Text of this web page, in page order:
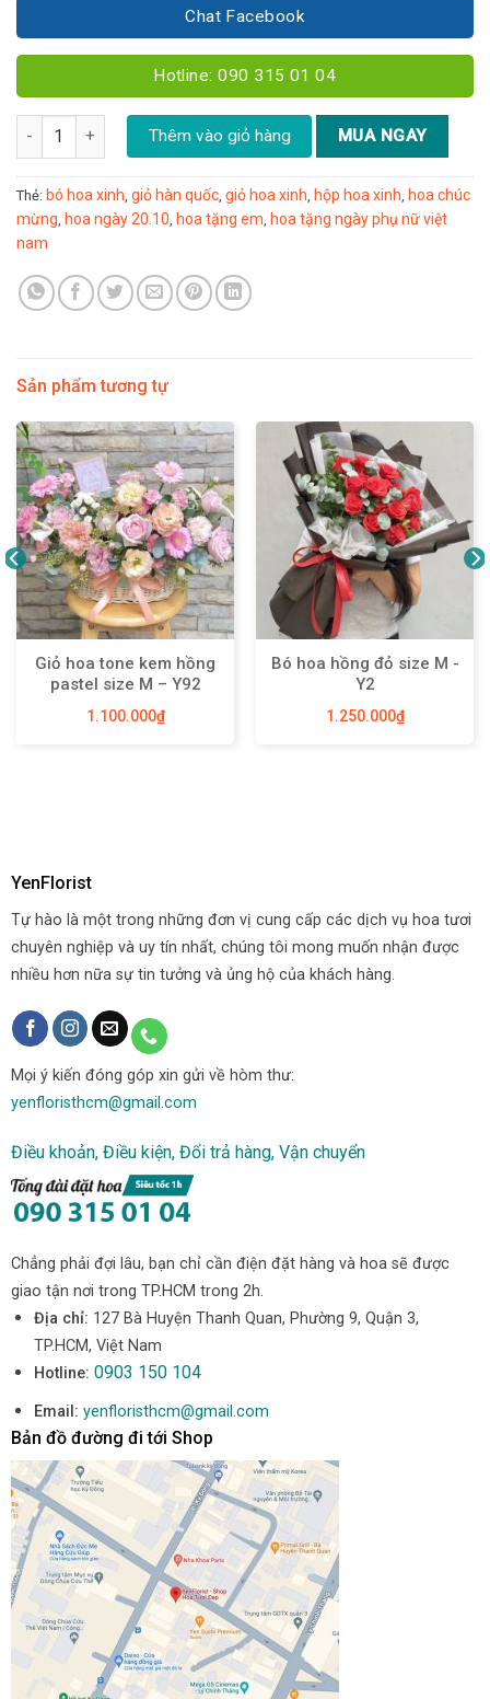
Chat Facebook
Hotline: 090 315 01 04
Bó hoa mix tone hồng pastel - YN46 số lượng
Thêm vào giỏ hàng MUA NGAY
Thẻ: bó hoa xinh giỏ hàn quốc giỏ hoa xinh hộp hoa xinh hoa chúc
mừng hoa ngày 20.10 hoa tặng em hoa tặng ngày phụ nữ việt
nam
Sản phẩm tương tự
Giỏ hoa tone kem hồng
pastel size M – Y92
1.100.000₫
Bó hoa hồng đỏ size M -
Y2
1.250.000₫
YenFlorist
Tự hào là một trong những đơn vị cung cấp các dịch vụ hoa tươi
chuyên nghiệp và uy tín nhất, chúng tôi mong muốn nhận được
nhiều hơn nữa sự tin tưởng và ủng hộ của khách hàng.
Mọi ý kiến đóng góp xin gửi về hòm thư:
yenfloristhcm@gmail.com
Điều khoản, Điều kiện, Đổi trả hàng, Vận chuyển
Chẳng phải đợi lâu, bạn chỉ cần điện đặt hàng và hoa sẽ được
giao tận nơi trong TP.HCM trong 2h.
Địa chỉ: 127 Bà Huyện Thanh Quan, Phường 9, Quận 3,
TP.HCM, Việt Nam
Hotline: 0903 150 104
Email: yenfloristhcm@gmail.com
Bản đồ đường đi tới Shop